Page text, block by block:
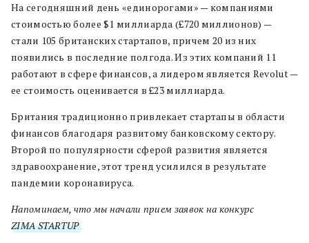
На сегодняшний день «единорогами» — компаниями
стоимостью более $1 миллиарда (£720 миллионов) —
стали 105 британских стартапов, причем 20 из них
появились в последние полгода. Из этих компаний 11
работают в сфере финансов, а лидером является Revolut —
ее стоимость оценивается в £23 миллиарда.
Британия традиционно привлекает стартапы в области
финансов благодаря развитому банковскому сектору.
Второй по популярности сферой развития является
здравоохранение, этот тренд усилился в результате
пандемии коронавируса.
Напоминаем, что мы начали прием заявок на конкурс
ZIMA STARTUP.